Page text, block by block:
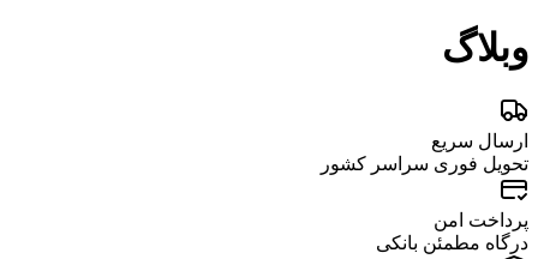
وبلاگ
ارسال سریع
تحویل فوری سراسر کشور
پرداخت امن
درگاه مطمئن بانکی